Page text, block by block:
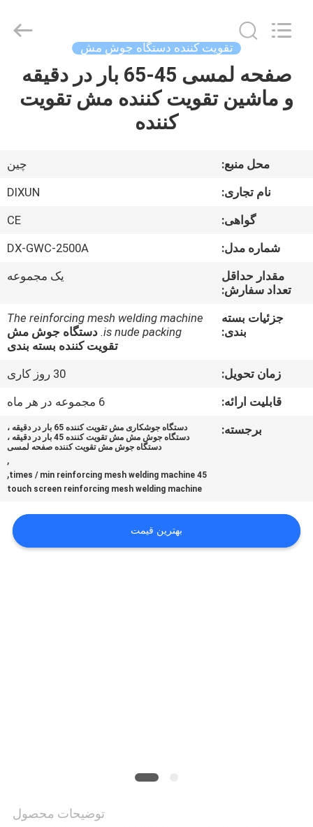
صفحه
اصلی
نمایش
واقعیت
درباره
کارخانه
کیفیت
تماس
بگیرید
Products
Reserved.
تقویت کننده دستگاه جوش مش
صفحه لمسی 45-65 بار در دقیقه
و ماشین تقویت کننده مش تقویت
کننده
محل منبع:
چین
نام تجاری:
DIXUN
گواهی:
CE
شماره مدل:
DX-GWC-2500A
مقدار حداقل
تعداد سفارش:
یک مجموعه
جزئیات بسته
بندی:
The reinforcing mesh welding machine
is nude packing. دستگاه جوش مش
تقویت کننده بسته بندی
زمان تحویل:
30 روز کاری
قابلیت ارائه:
6 مجموعه در هر ماه
برجسته:
دستگاه جوشکاری مش تقویت کننده 65 بار در دقیقه ،
دستگاه جوش مش مش تقویت کننده 45 بار در دقیقه ،
دستگاه جوش مش تقویت کننده صفحه لمسی
,
45 times / min reinforcing mesh welding machine
,
touch screen reinforcing mesh welding machine
بهترین قیمت
توضیحات محصول